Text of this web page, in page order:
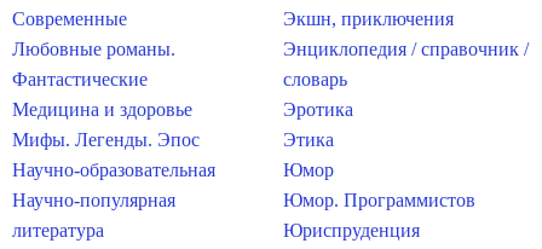
Современные
Любовные романы.
Фантастические
Медицина и здоровье
Мифы. Легенды. Эпос
Научно-образовательная
Научно-популярная
литература
Экшн, приключения
Энциклопедия / справочник /
словарь
Эротика
Этика
Юмор
Юмор. Программистов
Юриспруденция